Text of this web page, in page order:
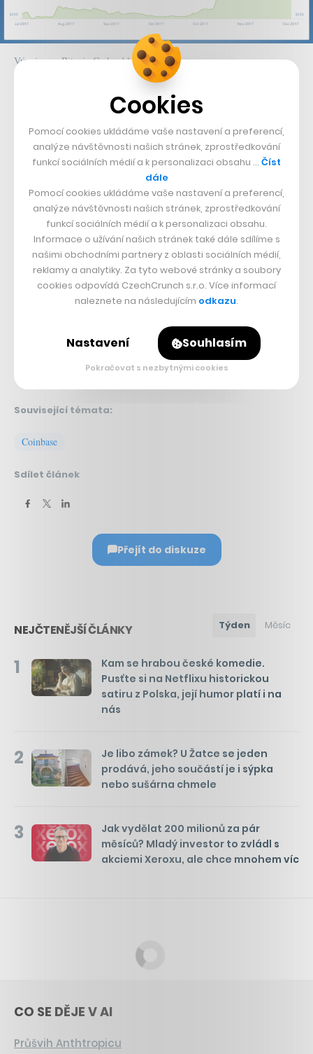
Vývoj ceny Bitcoin Cash od letošního léta
Coinbase na příští rok zároveň chystá podporu dalších
měn – prozatím ovšem nebylo přesně ohlášeno kterých.
Mezi horkými kandidáty je například Ripple či Dash,
kryptoměny které mají nastavit nový standard v
běžných platbách. Na další oznámení si budeme ovšem
muset počkat ještě minimálně několik týdnů, spíše
měsíců.
Nepřehlédněte:
Související témata:
Coinbase
Sdílet článek
Přejít do diskuze
NEJČTENĚJŠÍ ČLÁNKY Týden Měsíc
1
Kam se hrabou české komedie.
Pusťte si na Netflixu historickou
satiru z Polska, její humor platí i na
nás
2
Je libo zámek? U Žatce se jeden
prodává, jeho součástí je i sýpka
nebo sušárna chmele
3
Jak vydělat 200 milionů za pár
měsíců? Mladý investor to zvládl s
akciemi Xeroxu, ale chce mnohem víc
CO SE DĚJE V AI
Průšvih Anthtropicu
Cookies
Pomocí cookies ukládáme vaše nastavení a preferencí,
analýze návštěvnosti našich stránek, zprostředkování
funkcí sociálních médií a k personalizaci obsahu … Číst
dále
Pomocí cookies ukládáme vaše nastavení a preferencí,
analýze návštěvnosti našich stránek, zprostředkování
funkcí sociálních médií a k personalizaci obsahu.
Informace o užívání našich stránek také dále sdílíme s
našimi obchodními partnery z oblasti sociálních médií,
reklamy a analytiky. Za tyto webové stránky a soubory
cookies odpovídá CzechCrunch s.r.o. Více informací
naleznete na následujícím odkazu.
Nastavení Souhlasím
Pokračovat s nezbytnými cookies